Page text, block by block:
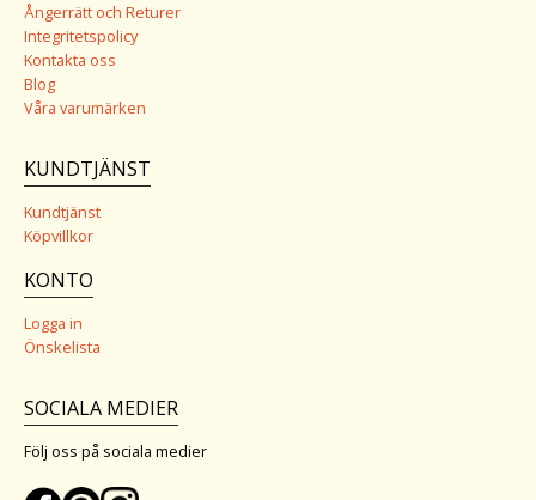
Ångerrätt och Returer
Integritetspolicy
Kontakta oss
Blog
Våra varumärken
KUNDTJÄNST
Kundtjänst
Köpvillkor
KONTO
Logga in
Önskelista
SOCIALA MEDIER
Följ oss på sociala medier